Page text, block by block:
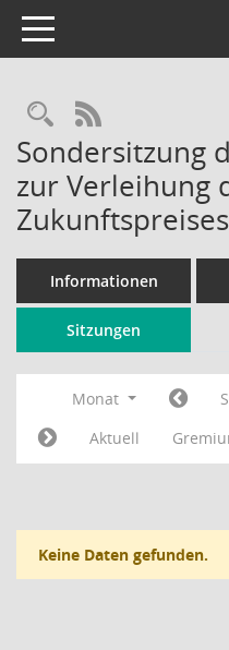
Toggle navigation
RSS-Feed
Sondersitzung
zur Verleihung
Informationen
Sitzungen
Monat
Aktuell
Keine Daten gefunden.